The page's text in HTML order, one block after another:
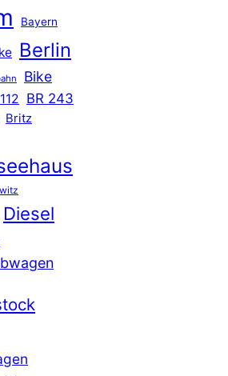
Bayern
Berlin
Bike
BR 243
Britz
Diesel